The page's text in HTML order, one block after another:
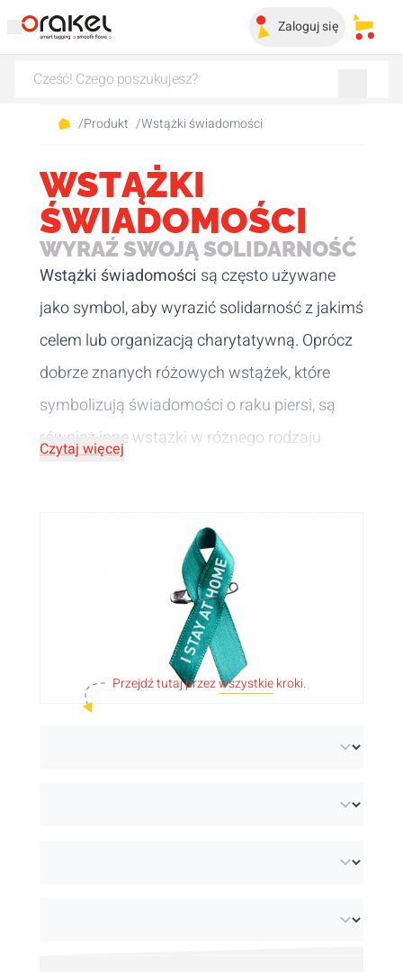
Zaloguj się Moje
/Produkt /Wstążki świadomości
WSTĄŻKI
ŚWIADOMOŚCI
WYRAŹ SWOJĄ SOLIDARNOŚĆ
Wstążki świadomości są często używane
jako symbol, aby wyrazić solidarność z jakimś
celem lub organizacją charytatywną. Oprócz
dobrze znanych różowych wstążek, które
symbolizują świadomości o raku piersi, są
również inne wstążki w różnego rodzaju
koloru i wzoru. Wstążki te są również
używane do zbierania funduszy na konkretny
cel, dla uczczenia pamięci drogiej osob lub
jako wsparcie szczególnego wydarzenia.
Czytaj więcej
Przejdź tutaj przezwszystkiekroki.